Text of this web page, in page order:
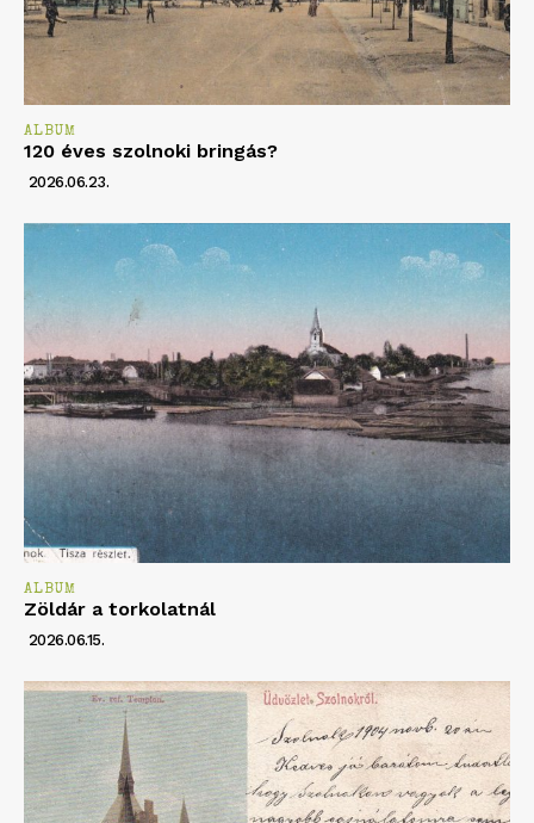
ALBUM
120 éves szolnoki bringás?
2026.06.23.
ALBUM
Zöldár a torkolatnál
2026.06.15.